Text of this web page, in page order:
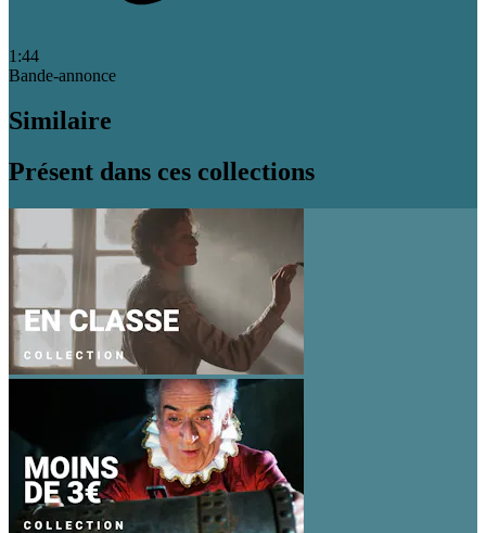
1:44
Bande-annonce
Similaire
Présent dans ces collections